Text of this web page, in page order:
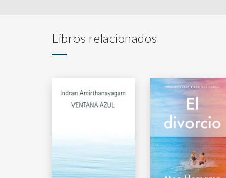
Libros relacionados